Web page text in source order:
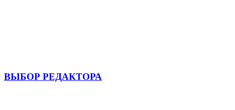
ВЫБОР РЕДАКТОРА